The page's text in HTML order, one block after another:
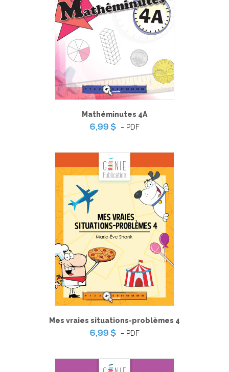
Mathéminutes 4A
6,99 $
- PDF
Mes vraies situations-problèmes 4
6,99 $
- PDF